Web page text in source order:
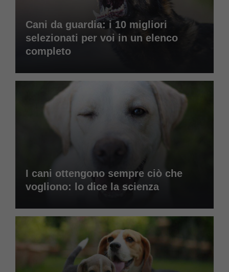
Cani da guardia: i 10 migliori
selezionati per voi in un elenco
completo
I cani ottengono sempre ciò che
vogliono: lo dice la scienza